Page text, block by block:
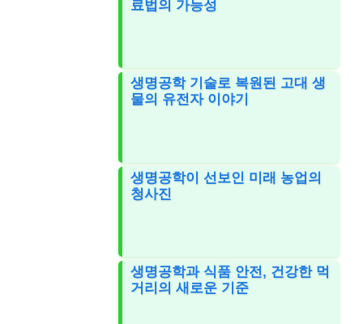
료법의 가능성
생명공학 기술로 복원된 고대 생
물의 유전자 이야기
생명공학이 선보인 미래 농업의
청사진
생명공학과 식품 안전, 건강한 먹
거리의 새로운 기준